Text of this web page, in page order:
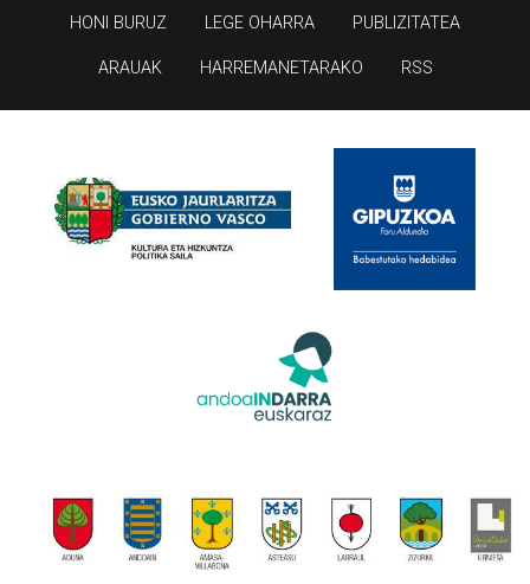
HONI BURUZ LEGE OHARRA PUBLIZITATEA
ARAUAK HARREMANETARAKO RSS